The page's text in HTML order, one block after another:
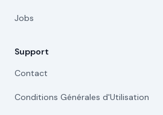
Jobs
Support
Contact
Conditions Générales d'Utilisation